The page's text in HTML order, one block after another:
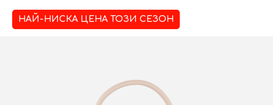
НАЙ-НИСКА ЦЕНА ТОЗИ СЕЗОН